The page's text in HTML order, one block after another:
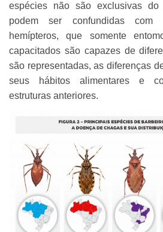
espécies não são exclusivas do
podem ser confundidas com
hemípteros, que somente
capacitados são capazes de
são representadas, as diferenças
seus hábitos alimentares e
estruturas anteriores.